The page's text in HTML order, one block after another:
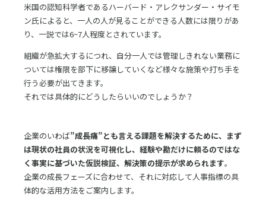
米国の認知科学者であるハーバード・アレクサンダー・サイモ
ン氏によると、一人の人が見ることができる人数には限りがあ
り、一説では6~7人程度とされています。
組織が急拡大するにつれ、自分一人では管理しきれない業務に
ついては権限を部下に移譲していくなど様々な施策や打ち手を
行う必要が出てきます。
それでは具体的にどうしたらいいのでしょうか？
企業のいわば”成長痛”とも言える課題を解決するために、まず
は現状の社員の状況を可視化し、経験や勘だけに頼るのではな
く事実に基づいた仮説検証、解決策の提示が求められます。
企業の成長フェーズに合わせて、それに対応して人事指標の具
体的な活用方法をご案内します。